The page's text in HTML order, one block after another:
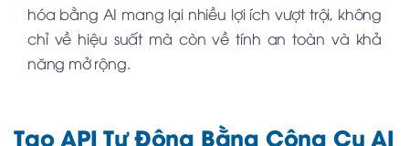
hóa bằng AI mang lại nhiều lợi ích vượt trội, không
chỉ về hiệu suất mà còn về tính an toàn và khả
năng mở rộng.
Tạo API Tự Động Bằng Công Cụ AI